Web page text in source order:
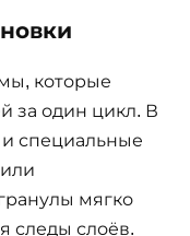
которые
за один цикл. В
специальные
мягко
следы слоёв.